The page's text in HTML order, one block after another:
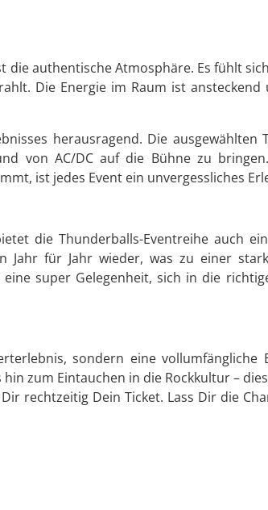
authentische Atmosphäre. Es fühlt
Die Energie im Raum ist
herausragend. Die
von AC/DC auf die Bühne zu
ist jedes Event ein unvergessliches
die Thunderballs-Eventreihe auch
Jahr für Jahr wieder, was zu einer
super Gelegenheit, sich in die
sondern eine
zum Eintauchen in die Rockkultur –
rechtzeitig Dein Ticket. Lass Dir die